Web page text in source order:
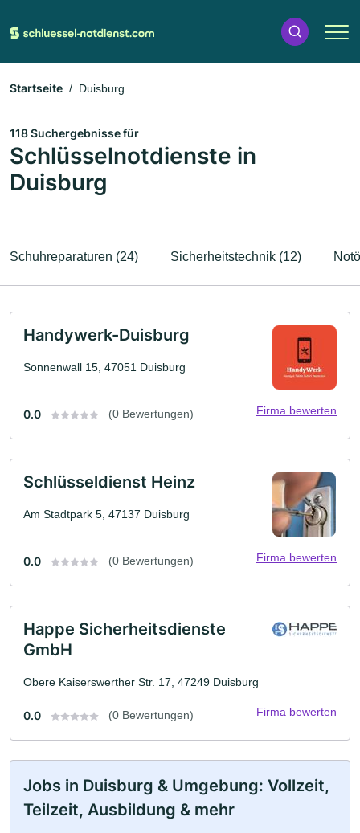
Startseite Duisburg
118 Suchergebnisse für
Schlüsselnotdienste in
Duisburg
Schuhreparaturen (24) Sicherheitstechnik (12)
Handywerk-Duisburg
Sonnenwall 15, 47051 Duisburg
0.0 (0 Bewertungen) Firma bewerten
Schlüsseldienst Heinz
Am Stadtpark 5, 47137 Duisburg
0.0 (0 Bewertungen) Firma bewerten
Happe Sicherheitsdienste
GmbH
Obere Kaiserswerther Str. 17, 47249 Duisburg
0.0 (0 Bewertungen) Firma bewerten
Jobs in Duisburg & Umgebung: Vollzeit,
Teilzeit, Ausbildung & mehr